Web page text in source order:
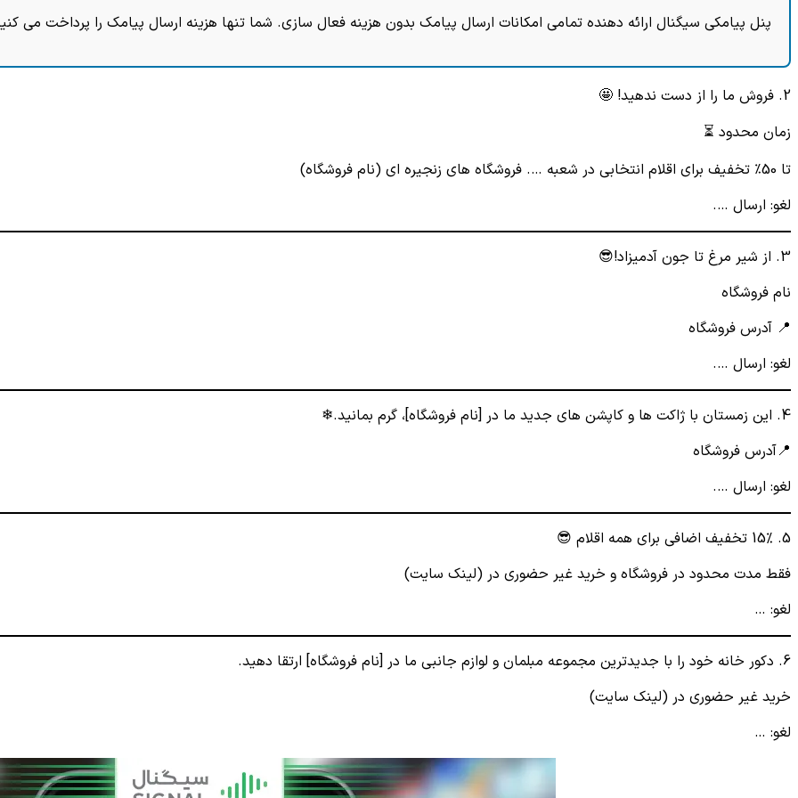
پنل پیامکی سیگنال ارائه دهنده تمامی امکانات ارسال پیامک بدون هزینه فعال سازی. شما تنها هزینه ارسال پیامک را پرداخت می
2. فروش ما را از دست ندهید! 🤩
زمان محدود ⏳
تا 50٪ تخفیف برای اقلام انتخابی در شعبه …. فروشگاه های زنجیره ای (نام فروشگاه)
لغو: ارسال ….
3. از شیر مرغ تا جون آدمیزاد!😎
نام فروشگاه
📍 آدرس فروشگاه
لغو: ارسال ….
4. این زمستان با ژاکت ها و کاپشن های جدید ما در [نام فروشگاه]، گرم بمانید.❄
📍آدرس فروشگاه
لغو: ارسال ….
5. 15% تخفیف اضافی برای همه اقلام 😎
فقط مدت محدود در فروشگاه و خرید غیر حضوری در (لینک سایت)
لغو: …
6. دکور خانه خود را با جدیدترین مجموعه مبلمان و لوازم جانبی ما در [نام فروشگاه] ارتقا دهید.
خرید غیر حضوری در (لینک سایت)
لغو: …